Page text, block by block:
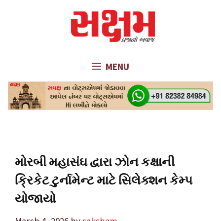
MENU
મોરબી મહાસંઘ દ્વારા ઝોન કક્ષાની
ક્રિકેટ ટુર્નામેન્ટ માટે સિલેક્શન કેમ્પ
યોજાયો